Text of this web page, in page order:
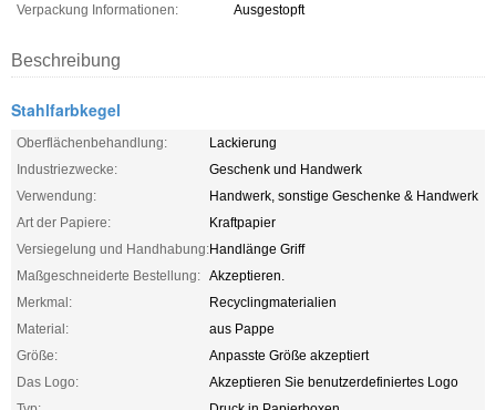
Verpackung Informationen:
Ausgestopft
Beschreibung
Stahlfarbkegel
Oberflächenbehandlung:
Lackierung
Industriezwecke:
Geschenk und Handwerk
Verwendung:
Handwerk, sonstige Geschenke & Handwerk
Art der Papiere:
Kraftpapier
Versiegelung und Handhabung:Handlänge Griff
Maßgeschneiderte Bestellung: Akzeptieren.
Merkmal:
Recyclingmaterialien
Material:
aus Pappe
Größe:
Anpasste Größe akzeptiert
Das Logo:
Akzeptieren Sie benutzerdefiniertes Logo